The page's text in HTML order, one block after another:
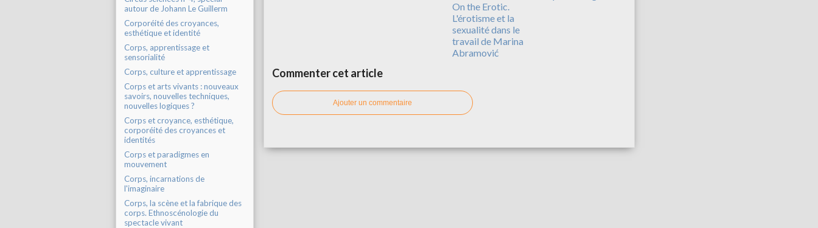
autour de Johann Le Guillerm
Corporéité des croyances,
esthétique et identité
Corps, apprentissage et
sensorialité
Corps, culture et apprentissage
Corps et arts vivants : nouveaux
savoirs, nouvelles techniques,
nouvelles logiques ?
Corps et croyance, esthétique,
corporéité des croyances et
identités
Corps et paradigmes en
mouvement
Corps, incarnations de
l'imaginaire
Corps, la scène et la fabrique des
corps. Ethnoscénologie du
spectacle vivant
On the Erotic.
L'érotisme et la
sexualité dans le
travail de Marina
Abramović
Commenter cet article
Ajouter un commentaire